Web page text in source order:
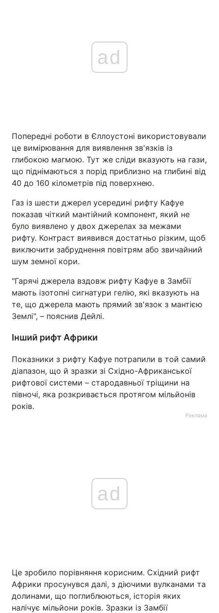
ad
Попередні роботи в Єллоустоні використовували
це вимірювання для виявлення зв'язків із
глибокою магмою. Тут же сліди вказують на гази,
що піднімаються з порід приблизно на глибині від
40 до 160 кілометрів під поверхнею.
Газ із шести джерел усередині рифту Кафуе
показав чіткий мантійний компонент, який не
було виявлено у двох джерелах за межами
рифту. Контраст виявився достатньо різким, щоб
виключити забруднення повітрям або звичайний
шум земної кори.
"Гарячі джерела вздовж рифту Кафуе в Замбії
мають ізотопні сигнатури гелію, які вказують на
те, що джерела мають прямий зв'язок з мантією
Землі", – пояснив Дейлі.
Інший рифт Африки
Показники з рифту Кафуе потрапили в той самий
діапазон, що й зразки зі Східно-Африканської
рифтової системи – стародавньої тріщини на
півночі, яка розкривається протягом мільйонів
років.
Реклама
ad
Це зробило порівняння корисним. Східний рифт
Африки просунувся далі, з діючими вулканами та
долинами, що поглиблюються, історія яких
налічує мільйони років. Зразки із Замбії